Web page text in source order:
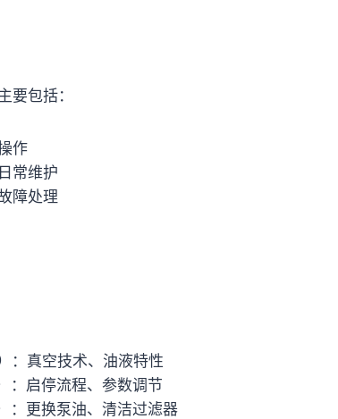
要包括：
作
常维护
障处理
：真空技术、油液特性
：启停流程、参数调节
：更换泵油、清洁过滤器